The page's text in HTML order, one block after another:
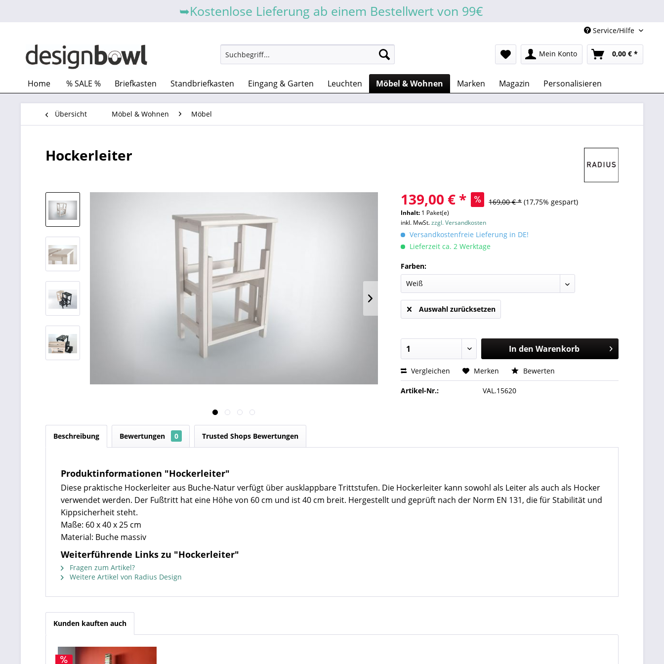
➥Kostenlose Lieferung ab einem Bestellwert von 99€
Service/Hilfe
Mein Konto 0,00 € *
Home % SALE % Briefkasten Standbriefkasten Eingang & Garten Leuchten Möbel & Wohnen Marken Magazin Personalisieren
Übersicht Möbel & Wohnen Möbel
Hockerleiter
139,00 € * 169,00 € * (17,75% gespart)
Inhalt: 1 Paket(e)
inkl. MwSt.zzgl. Versandkosten
Versandkostenfreie Lieferung in DE!
Lieferzeit ca. 2 Werktage
Farben:
Auswahl zurücksetzen
In den Warenkorb
Vergleichen Merken Bewerten
Artikel-Nr.: VAL.15620
Beschreibung Bewertungen 0 Trusted Shops Bewertungen
Produktinformationen "Hockerleiter"
Diese praktische Hockerleiter aus Buche-Natur verfügt über ausklappbare Trittstufen. Die Hockerleiter kann sowohl als Leiter als auch als Hocker
verwendet werden. Der Fußtritt hat eine Höhe von 60 cm und ist 40 cm breit. Hergestellt und geprüft nach der Norm EN 131, die für Stabilität und
Kippsicherheit steht.
Maße: 60 x 40 x 25 cm
Material: Buche massiv
Weiterführende Links zu "Hockerleiter"
Fragen zum Artikel?
Weitere Artikel von Radius Design
Kunden kauften auch